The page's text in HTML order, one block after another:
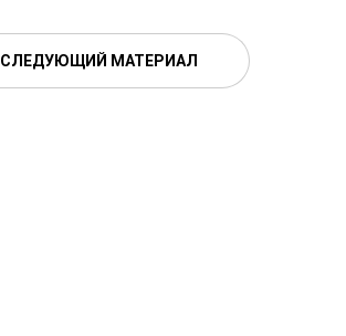
СЛЕДУЮЩИЙ МАТЕРИАЛ